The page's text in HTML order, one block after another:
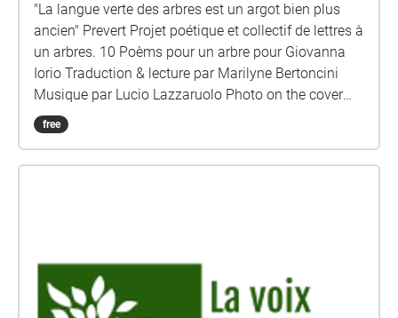
"La langue verte des arbres est un argot bien plus
ancien" Prevert Projet poétique et collectif de lettres à
un arbres. 10 Poèms pour un arbre pour Giovanna
Iorio Traduction & lecture par Marilyne Bertoncini
Musique par Lucio Lazzaruolo Photo on the cover
Marilyne Bertoncini
free